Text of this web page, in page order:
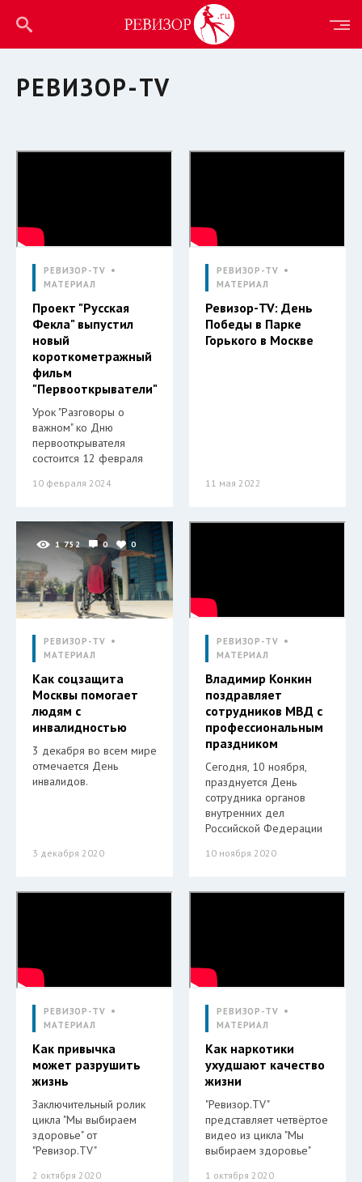
РЕВИЗОР-TV
РЕВИЗОР-TV
МАТЕРИАЛ
Проект "Русская
Фекла" выпустил
новый
короткометражный
фильм
"Первооткрыватели"
Урок "Разговоры о
важном" ко Дню
первооткрывателя
состоится 12 февраля
10 февраля 2024
РЕВИЗОР-TV
МАТЕРИАЛ
Ревизор-TV: День
Победы в Парке
Горького в Москве
11 мая 2022
1 752 0 0
РЕВИЗОР-TV
МАТЕРИАЛ
Как соцзащита
Москвы помогает
людям с
инвалидностью
3 декабря во всем мире
отмечается День
инвалидов.
3 декабря 2020
РЕВИЗОР-TV
МАТЕРИАЛ
Владимир Конкин
поздравляет
сотрудников MВД с
профессиональным
праздником
Сегодня, 10 ноября,
празднуется День
сотрудника органов
внутренних дел
Российской Федерации
10 ноября 2020
РЕВИЗОР-TV
МАТЕРИАЛ
Как привычка
может разрушить
жизнь
Заключительный ролик
цикла "Мы выбираем
здоровье" от
"Ревизор.TV"
2 октября 2020
РЕВИЗОР-TV
МАТЕРИАЛ
Как наркотики
ухудшают качество
жизни
"Ревизор.TV"
представляет четвёртое
видео из цикла "Мы
выбираем здоровье"
1 октября 2020